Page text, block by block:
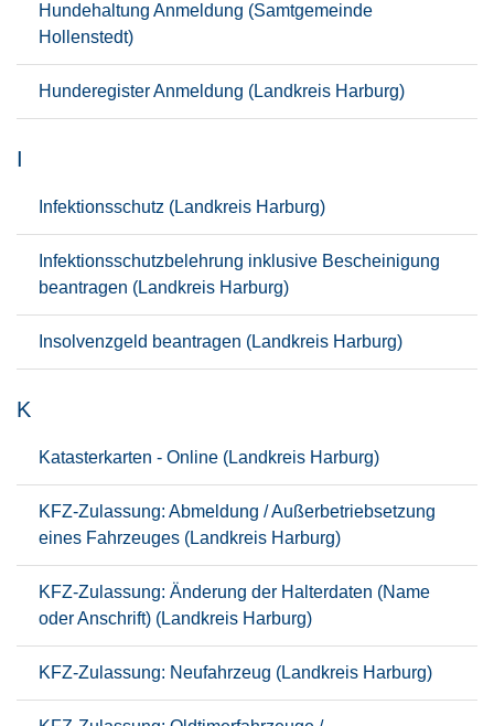
Hundehaltung Anmeldung (Samtgemeinde
Hollenstedt)
Hunderegister Anmeldung (Landkreis Harburg)
I
Infektionsschutz (Landkreis Harburg)
Infektionsschutzbelehrung inklusive Bescheinigung
beantragen (Landkreis Harburg)
Insolvenzgeld beantragen (Landkreis Harburg)
K
Katasterkarten - Online (Landkreis Harburg)
KFZ-Zulassung: Abmeldung / Außerbetriebsetzung
eines Fahrzeuges (Landkreis Harburg)
KFZ-Zulassung: Änderung der Halterdaten (Name
oder Anschrift) (Landkreis Harburg)
KFZ-Zulassung: Neufahrzeug (Landkreis Harburg)